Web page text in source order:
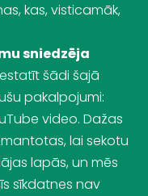
kas, visticamāk,
sniedzēja
šādi šajā
pakalpojumi:
video. Dažas
lai sekotu
lapās, un mēs
sīkdatnes nav